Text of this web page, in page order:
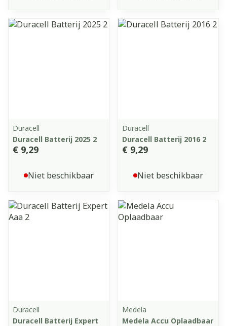
Duracell
Duracell Batterij 2025 2
€ 9,29
Niet beschikbaar
Duracell
Duracell Batterij 2016 2
€ 9,29
Niet beschikbaar
Duracell
Duracell Batterij Expert
Medela
Medela Accu Oplaadbaar